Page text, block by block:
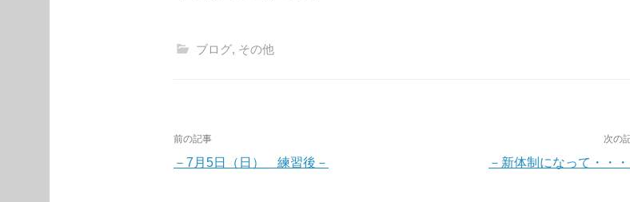
ブログ, その他
投
稿
前の記事
－7月5日（日） 練習後－
次の
－新体制になって・・・